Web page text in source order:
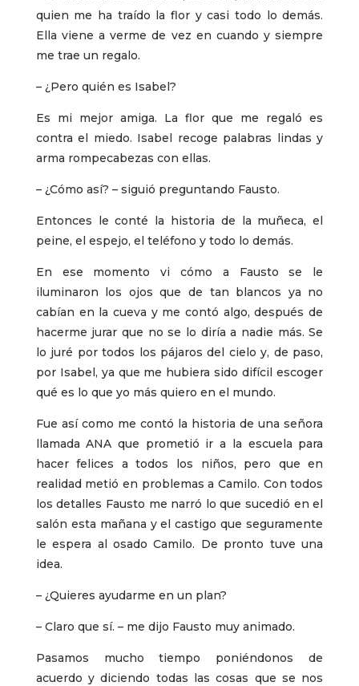
quien me ha traído la flor y casi todo lo demás.
Ella viene a verme de vez en cuando y siempre
me trae un regalo.
– ¿Pero quién es Isabel?
Es mi mejor amiga. La flor que me regaló es
contra el miedo. Isabel recoge palabras lindas y
arma rompecabezas con ellas.
– ¿Cómo así? – siguió preguntando Fausto.
Entonces le conté la historia de la muñeca, el
peine, el espejo, el teléfono y todo lo demás.
En ese momento vi cómo a Fausto se le
iluminaron los ojos que de tan blancos ya no
cabían en la cueva y me contó algo, después de
hacerme jurar que no se lo diría a nadie más. Se
lo juré por todos los pájaros del cielo y, de paso,
por Isabel, ya que me hubiera sido difícil escoger
qué es lo que yo más quiero en el mundo.
Fue así como me contó la historia de una señora
llamada ANA que prometió ir a la escuela para
hacer felices a todos los niños, pero que en
realidad metió en problemas a Camilo. Con todos
los detalles Fausto me narró lo que sucedió en el
salón esta mañana y el castigo que seguramente
le espera al osado Camilo. De pronto tuve una
idea.
– ¿Quieres ayudarme en un plan?
– Claro que sí. – me dijo Fausto muy animado.
Pasamos mucho tiempo poniéndonos de
acuerdo y diciendo todas las cosas que se nos